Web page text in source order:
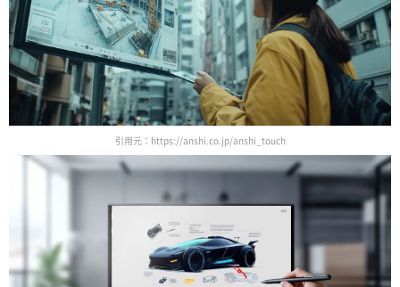
引用元：https://anshi.co.jp/anshi_touch